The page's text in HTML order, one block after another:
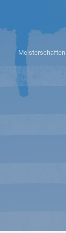
Meisterschaften